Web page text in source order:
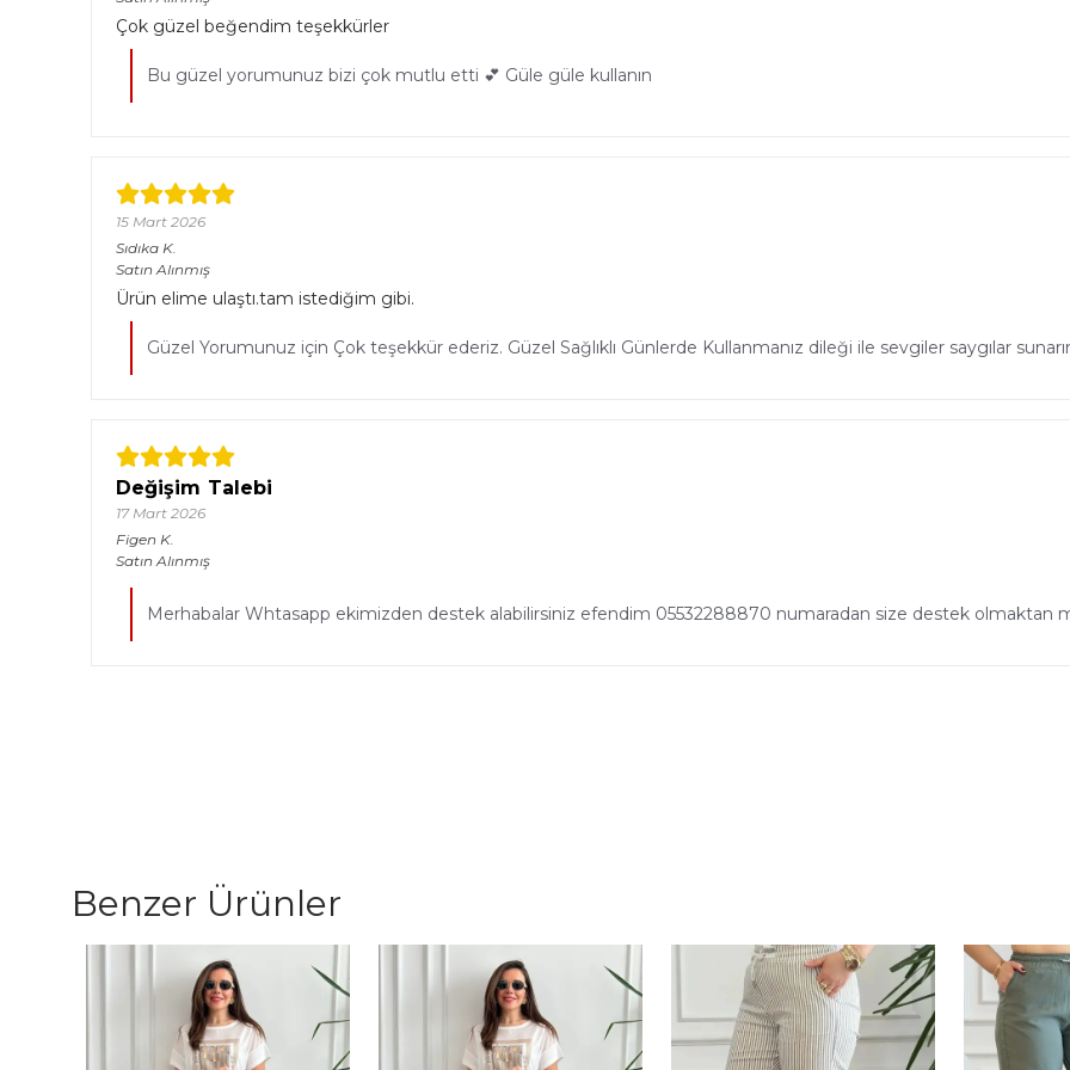
Çok güzel beğendim teşekkürler
Bu güzel yorumunuz bizi çok mutlu etti 💕 Güle güle kullanın
15 Mart 2026
Sıdıka K.
Satın Alınmış
Ürün elime ulaştı.tam istediğim gibi.
Güzel Yorumunuz için Çok teşekkür ederiz. Güzel Sağlıklı Günlerde Kullanmanız dileği ile sevgiler saygılar
Değişim Talebi
17 Mart 2026
Figen K.
Satın Alınmış
Merhabalar Whtasapp ekimizden destek alabilirsiniz efendim 05532288870 numaradan size destek olmaktan
Benzer Ürünler